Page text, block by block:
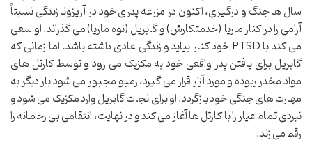
سال ها جنگ و درگیری، اکنون در مزرعه پدری خود در آریزونا زندگی نسبتاً
آرامی را در کنار ماریا (خدمتکارش) و گابریل (نوه ماریا) می گذراند. او سعی
می کند با PTSD خود کنار بیاید و زندگی عادی داشته باشد. اما زمانی که
گابریل برای یافتن پدر واقعی خود به مکزیک می رود و توسط کارتل های
مواد مخدر ربوده و مورد آزار قرار می گیرد، رمبو مجبور می شود بار دیگر به
مهارت های جنگی خود بازگردد. او برای نجات گابریل وارد مکزیک می شود و
نبردی تمام عیار را با کارتل ها آغاز می کند و در نهایت، انتقامی بی رحمانه را
رقم می زند.